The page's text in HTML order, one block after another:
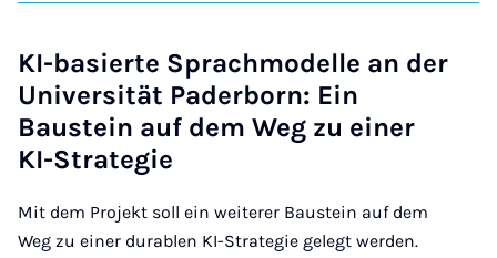
KI-basierte Sprachmodelle an der
Universität Paderborn: Ein
Baustein auf dem Weg zu einer
KI-Strategie
Mit dem Projekt soll ein weiterer Baustein auf dem
Weg zu einer durablen KI-Strategie gelegt werden.